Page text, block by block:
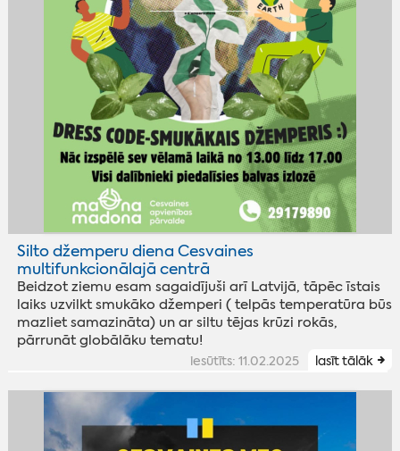
Silto džemperu diena Cesvaines
multifunkcionālajā centrā
Beidzot ziemu esam sagaidījuši arī Latvijā, tāpēc īstais
laiks uzvilkt smukāko džemperi ( telpās temperatūra būs
mazliet samazināta) un ar siltu tējas krūzi rokās,
pārrunāt globālāku tematu!
iesūtīts: 11.02.2025 lasīt tālāk